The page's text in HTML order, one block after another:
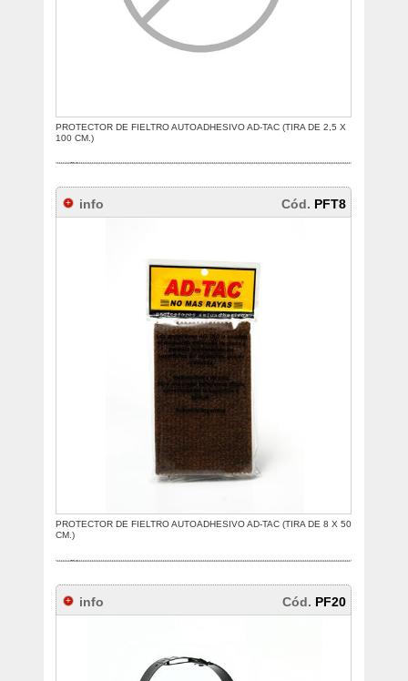
PROTECTOR DE FIELTRO AUTOADHESIVO AD-TAC (TIRA DE 2,5 X
100 CM.)
info Cód. PFT8
PROTECTOR DE FIELTRO AUTOADHESIVO AD-TAC (TIRA DE 8 X 50
CM.)
info Cód. PF20